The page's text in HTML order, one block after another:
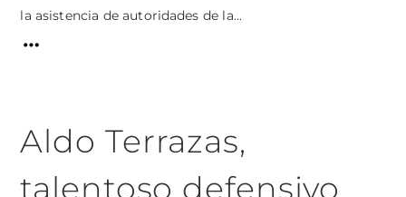
la asistencia de autoridades de la...
Aldo Terrazas,
talentoso defensivo